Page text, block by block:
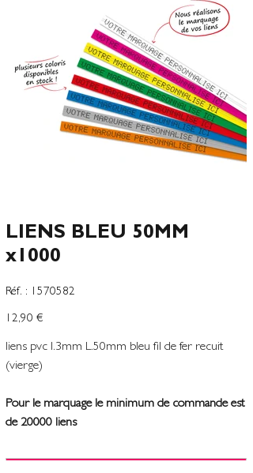
LIENS BLEU 50MM
x1000
Réf. :
SKU
1570582
1570582
Preço
12,90 €
liens pvc l.3mm L.50mm bleu fil de fer recuit
(vierge)
Pour le marquage le minimum de commande est
de 20000 liens